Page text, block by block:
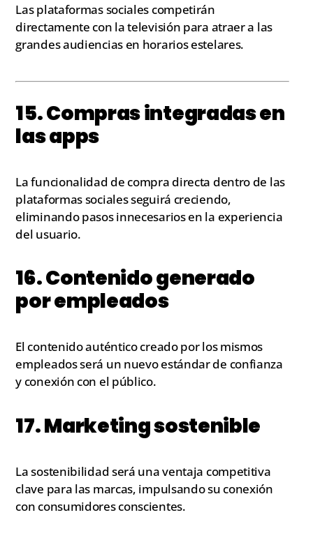
Las plataformas sociales competirán
directamente con la televisión para atraer a las
grandes audiencias en horarios estelares.
15. Compras integradas en
las apps
La funcionalidad de compra directa dentro de las
plataformas sociales seguirá creciendo,
eliminando pasos innecesarios en la experiencia
del usuario.
16. Contenido generado
por empleados
El contenido auténtico creado por los mismos
empleados será un nuevo estándar de confianza
y conexión con el público.
17. Marketing sostenible
La sostenibilidad será una ventaja competitiva
clave para las marcas, impulsando su conexión
con consumidores conscientes.